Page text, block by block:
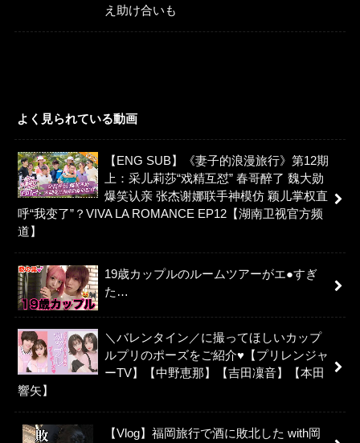
え助け合いも
よく見られている動画
【ENG SUB】《妻子的浪漫旅行》第12期
上：采儿莉莎“戏精互怼” 春哥醉了 魏大勋
爆笑认亲 张杰谢娜联手神模仿 颖儿掌权直
呼“我变了”？VIVA LA ROMANCE EP12【湖南卫视官方频
道】
19歳カップルのルームツアーがエ●すぎ
た…
＼バレンタイン／に撮ってほしいカップ
ルプリのポーズをご紹介♥【プリレンジャ
ーTV】【中野恵那】【吉田凜音】【本田
響矢】
【Vlog】福岡旅行で酒に敗北した with岡